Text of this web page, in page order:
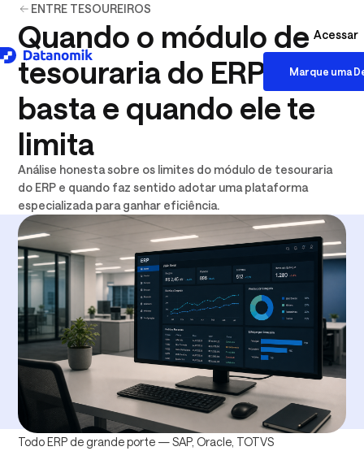
Download logo .SVG
Acessar
Marque uma
ENTRE TESOUREIROS
Quando o módulo de
tesouraria do ERP
basta e quando ele te
limita
Análise honesta sobre os limites do módulo de tesouraria
do ERP e quando faz sentido adotar uma plataforma
especializada para ganhar eficiência.
Todo ERP de grande porte — SAP, Oracle, TOTVS